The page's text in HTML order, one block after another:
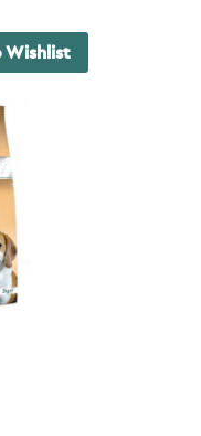
Wishlist